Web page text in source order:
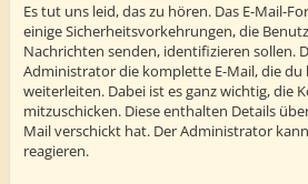
Es tut uns leid, das zu hören. Das E-Mail-
einige Sicherheitsvorkehrungen, die
Nachrichten senden, identifizieren sollen.
Administrator die komplette E-Mail, die
weiterleiten. Dabei ist es ganz wichtig, die
mitzuschicken. Diese enthalten Details
Mail verschickt hat. Der Administrator
reagieren.